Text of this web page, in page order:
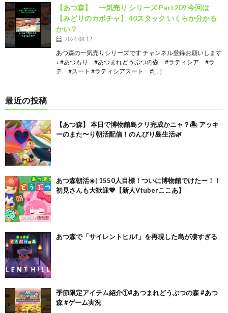
【あつ森】 一気売り シリーズ Part209 今回は
【みどりのカボチャ】 40スタック いくらか分かる
かい？
2024.08.12
あつ森の一気売りシリーズです チャンネル登録お願いします
↓ #あつもり #あつまれどうぶつの森 #ラティシア #ラ
テ #スート #ラティシアスート #[…]
最近の投稿
【あつ森】 本日で博物館島クリ完成かニャ？🏝️ アッキ
ーのまた〜り朝活配信！のんびり島生活🌿
あつ森朝活☀️| 1550人目標！ついに博物館でけたー！！
初見さんも大歓迎💖【新人Vtuberここあ】
あつ森で「サイレントヒルf」を再現した島が凄すぎる
季節限定アイテム紹介①#あつまれどうぶつの森 #あつ
森 #ゲーム実況